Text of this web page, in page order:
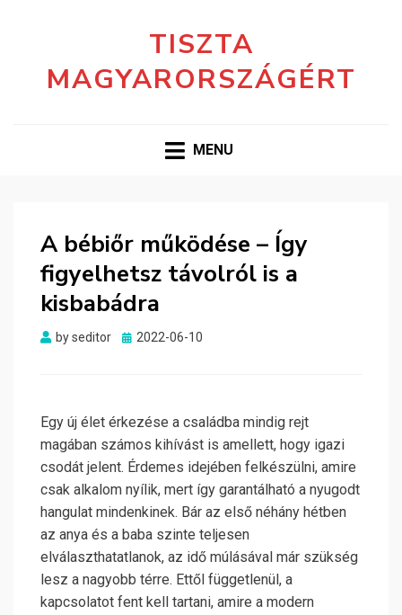
TISZTA
MAGYARORSZÁGÉRT
MENU
A bébiőr működése – Így
figyelhetsz távolról is a
kisbabádra
byseditor
Posted
2022-06-10
Egy új élet érkezése a családba mindig rejt
magában számos kihívást is amellett, hogy igazi
csodát jelent. Érdemes idejében felkészülni, amire
csak alkalom nyílik, mert így garantálható a nyugodt
hangulat mindenkinek. Bár az első néhány hétben
az anya és a baba szinte teljesen
elválaszthatatlanok, az idő múlásával már szükség
lesz a nagyobb térre. Ettől függetlenül, a
kapcsolatot fent kell tartani, amire a modern